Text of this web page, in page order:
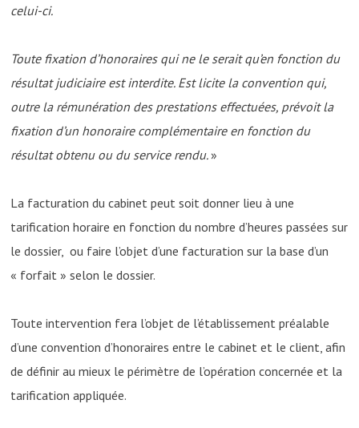
celui-ci.
Toute fixation d’honoraires qui ne le serait qu’en fonction du
résultat judiciaire est interdite. Est licite la convention qui,
outre la rémunération des prestations effectuées, prévoit la
fixation d’un honoraire complémentaire en fonction du
résultat obtenu ou du service rendu. »
La facturation du cabinet peut soit donner lieu à une
tarification horaire en fonction du nombre d’heures passées sur
le dossier, ou faire l’objet d’une facturation sur la base d’un
« forfait » selon le dossier.
Toute intervention fera l’objet de l’établissement préalable
d’une convention d’honoraires entre le cabinet et le client, afin
de définir au mieux le périmètre de l’opération concernée et la
tarification appliquée.